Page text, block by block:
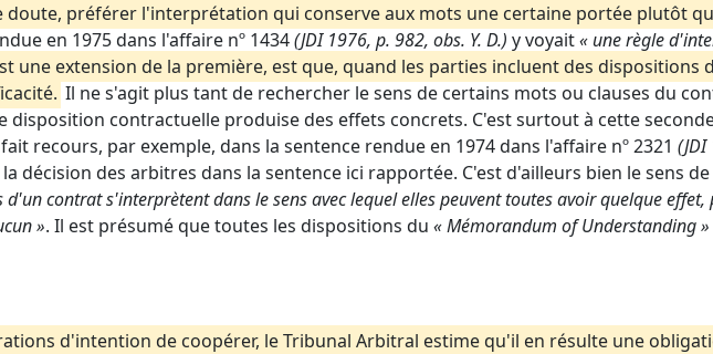
doute, préférer l'interprétation qui conserve aux mots une certaine portée plutôt
en 1975 dans l'affaire nº 1434(JDI 1976, p. 982, obs. Y. D.) y voyait« une règle
une extension de la première, est que, quand les parties incluent des
Il ne s'agit plus tant de rechercher le sens de certains mots ou clauses du
disposition contractuelle produise des effets concrets. C'est surtout à cette
recours, par exemple, dans la sentence rendue en 1974 dans l'affaire nº 2321 (JDI
décision des arbitres dans la sentence ici rapportée. C'est d'ailleurs bien le sens
d'un contrat s'interprètent dans le sens avec lequel elles peuvent toutes avoir quelque
». Il est présumé que toutes les dispositions du « Mémorandum of Understanding »
d'intention de coopérer, le Tribunal Arbitral estime qu'il en résulte une